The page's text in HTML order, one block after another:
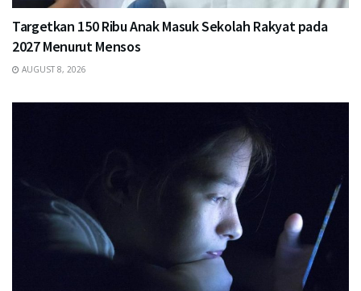
Targetkan 150 Ribu Anak Masuk Sekolah Rakyat pada
2027 Menurut Mensos
AUGUST 8, 2026